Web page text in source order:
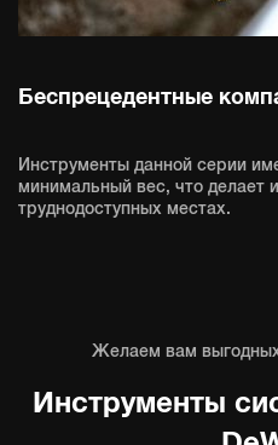
Беспрецедентные
Инструменты данной серии
минимальный вес, что делает
труднодоступных местах.
Желаем вам
Инструменты